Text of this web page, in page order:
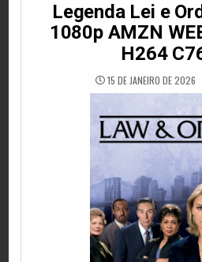
Legenda Lei e
1080p AMZN
H264
15 DE JANEIRO DE 2026